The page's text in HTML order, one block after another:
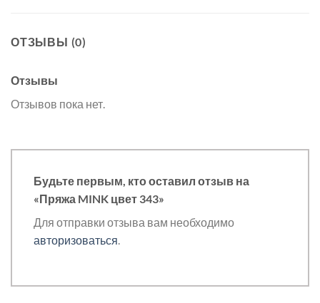
ОТЗЫВЫ (0)
Отзывы
Отзывов пока нет.
Будьте первым, кто оставил отзыв на
«Пряжа MINK цвет 343»
Для отправки отзыва вам необходимо
авторизоваться